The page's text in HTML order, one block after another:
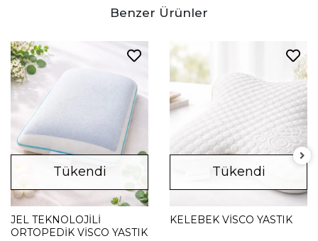
Benzer Ürünler
Tükendi
JEL TEKNOLOJİLİ
ORTOPEDİK VİSCO YASTIK
Tükendi
KELEBEK VİSCO YASTIK